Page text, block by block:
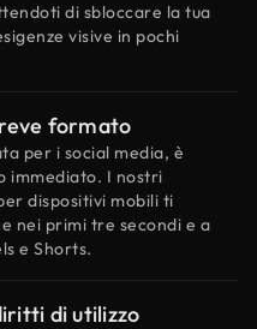
di sbloccare la tua
visive in pochi
formato
per i social media, è
immediato. I nostri
dispositivi mobili ti
nei primi tre secondi e a
e Shorts.
di utilizzo